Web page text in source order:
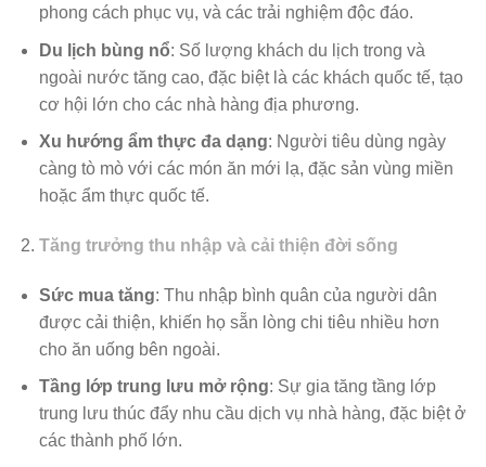
phong cách phục vụ, và các trải nghiệm độc đáo.
Du lịch bùng nổ: Số lượng khách du lịch trong và
ngoài nước tăng cao, đặc biệt là các khách quốc tế, tạo
cơ hội lớn cho các nhà hàng địa phương.
Xu hướng ẩm thực đa dạng: Người tiêu dùng ngày
càng tò mò với các món ăn mới lạ, đặc sản vùng miền
hoặc ẩm thực quốc tế.
Tăng trưởng thu nhập và cải thiện đời sống
Sức mua tăng: Thu nhập bình quân của người dân
được cải thiện, khiến họ sẵn lòng chi tiêu nhiều hơn
cho ăn uống bên ngoài.
Tầng lớp trung lưu mở rộng: Sự gia tăng tầng lớp
trung lưu thúc đẩy nhu cầu dịch vụ nhà hàng, đặc biệt ở
các thành phố lớn.